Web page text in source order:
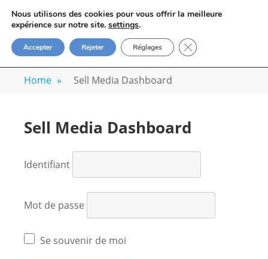
content
VOYAGE-PHOTO
Apprenez la photo avec un photographe
professionnel
Home » Sell Media Dashboard
Sell Media Dashboard
Identifiant
Mot de passe
Se souvenir de moi
Nous utilisons des cookies pour vous offrir la meilleure
expérience sur notre site. settings.
Accepter Rejeter Réglages FERMER LA